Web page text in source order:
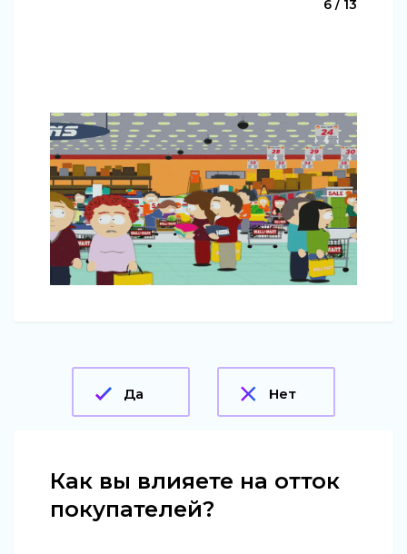
6 / 13
Да Нет
Как вы влияете на отток
покупателей?